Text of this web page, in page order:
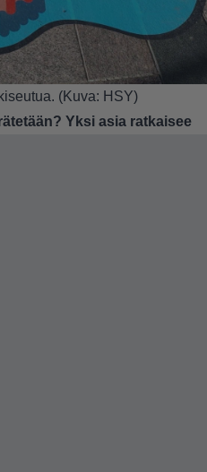
(Kuva: HSY)
Yksi asia ratkaisee